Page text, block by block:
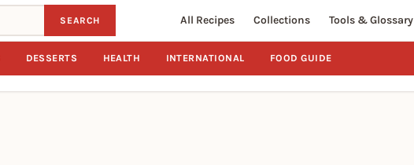
SEARCH All Recipes Collections Tools & Glossary
DESSERTS HEALTH INTERNATIONAL FOOD GUIDE